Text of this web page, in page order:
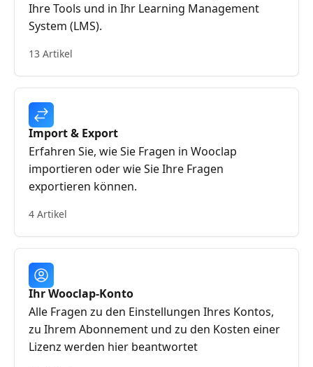
Ihre Tools und in Ihr Learning Management
System (LMS).
13 Artikel
Import & Export
Erfahren Sie, wie Sie Fragen in Wooclap
importieren oder wie Sie Ihre Fragen
exportieren können.
4 Artikel
Ihr Wooclap-Konto
Alle Fragen zu den Einstellungen Ihres Kontos,
zu Ihrem Abonnement und zu den Kosten einer
Lizenz werden hier beantwortet